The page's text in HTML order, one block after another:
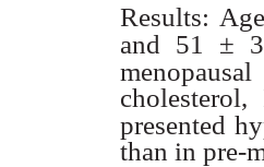
Results:
and 51 ±
presented
than in pre-